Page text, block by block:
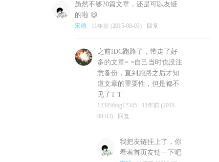
虽然不够20篇文章，还是可以友链
的啦 😆
宋稳 11年前 (2015-08-03) 回复
之前IDC跑路了，带走了好
多的文章= =自己当时也没注
意备份，直到跑路之后才知
道文章的重要性，但是都不
见了T T
12345fang12345
11年前 (2015-
08-03)
回复
我把友链挂上了，你
看着首页友链一下吧